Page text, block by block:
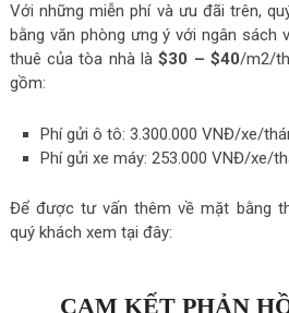
Với những miễn phí và ưu đãi trên,
bằng văn phòng ưng ý với ngân sách
thuê của tòa nhà là$30 – $40/m2/
gồm:
Phí gửi ô tô: 3.300.000 VNĐ/xe/
Phí gửi xe máy: 253.000 VNĐ/xe/
Để được tư vấn thêm về mặt bằng
quý khách xem tại đây:
CAM KẾT PHẢN